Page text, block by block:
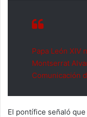
Papa León XIV
Montserrat
Comunicación
El pontífice señaló